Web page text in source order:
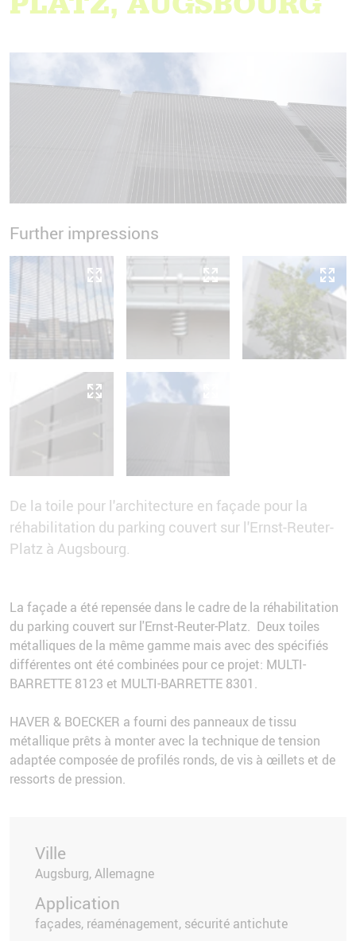
Further impressions
De la toile pour l'architecture en façade pour la
réhabilitation du parking couvert sur l'Ernst-Reuter-
Platz à Augsbourg.
La façade a été repensée dans le cadre de la réhabilitation
du parking couvert sur l'Ernst-Reuter-Platz. Deux toiles
métalliques de la même gamme mais avec des spécifiés
différentes ont été combinées pour ce projet: MULTI-
BARRETTE 8123 et MULTI-BARRETTE 8301.
HAVER & BOECKER a fourni des panneaux de tissu
métallique prêts à monter avec la technique de tension
adaptée composée de profilés ronds, de vis à œillets et de
ressorts de pression.
Ville
Augsburg, Allemagne
Application
façades, réaménagement, sécurité antichute